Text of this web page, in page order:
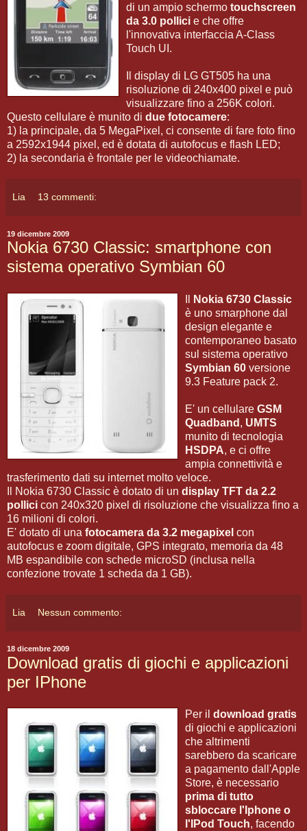
di un ampio schermo touchscreen
da 3.0 pollici e che offre
l'innovativa interfaccia A-Class
Touch UI.
Il display di LG GT505 ha una
risoluzione di 240x400 pixel e può
visualizzare fino a 256K colori.
Questo cellulare è munito di due fotocamere:
1) la principale, da 5 MegaPixel, ci consente di fare foto fino
a 2592x1944 pixel, ed è dotata di autofocus e flash LED;
2) la secondaria è frontale per le videochiamate.
Lia 13 commenti:
19 dicembre 2009
Nokia 6730 Classic: smartphone con
sistema operativo Symbian 60
Nokia 6730 Classic
è uno smarphone dal
design elegante e
contemporaneo basato
sul sistema operativo
Symbian 60 versione
9.3 Feature pack 2.
E' un cellulare GSM
Quadband , UMTS
munito di tecnologia
HSDPA, e ci offre
ampia connettività e
trasferimento dati su internet molto veloce.
Il Nokia 6730 Classic è dotato di un display TFT da 2.2
pollici con 240x320 pixel di risoluzione che visualizza fino a
16 milioni di colori.
E' dotato di una fotocamera da 3.2 megapixel con
autofocus e zoom digitale, GPS integrato, memoria da 48
MB espandibile con schede microSD (inclusa nella
confezione trovate 1 scheda da 1 GB).
Lia Nessun commento:
18 dicembre 2009
Download gratis di giochi e applicazioni
per IPhone
Per il download gratis
di giochi e applicazioni
che altrimenti
sarebbero da scaricare
a pagamento dall'Apple
Store, è necessario
prima di tutto
sbloccare l'Iphone o
l'IPod Touch, facendo